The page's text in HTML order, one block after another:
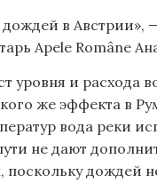
в Австрии»,
Apele Române
уровня и расхода
же эффекта в
вода реки
не дают
поскольку дождей